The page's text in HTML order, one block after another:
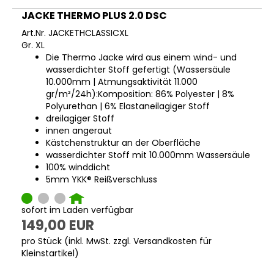
JACKE THERMO PLUS 2.0 DSC
Art.Nr. JACKETHCLASSICXL
Gr. XL
Die Thermo Jacke wird aus einem wind- und
wasserdichter Stoff gefertigt (Wassersäule
10.000mm | Atmungsaktivität 11.000
gr/m²/24h):Komposition: 86% Polyester | 8%
Polyurethan | 6% Elastaneilagiger Stoff
dreilagiger Stoff
innen angeraut
Kästchenstruktur an der Oberfläche
wasserdichter Stoff mit 10.000mm Wassersäule
100% winddicht
5mm YKK® Reißverschluss
sofort im Laden verfügbar
149,00 EUR
pro Stück (inkl. MwSt. zzgl. Versandkosten für
Kleinstartikel)